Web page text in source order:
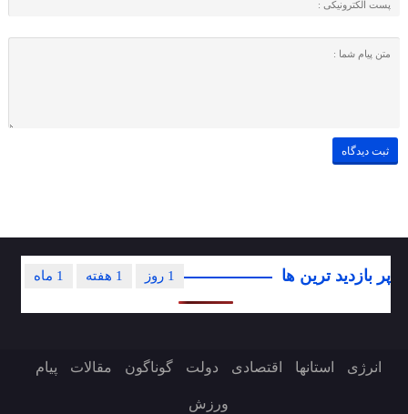
پر بازدید ترین ها 1 ماه 1 هفته 1 روز
انرژی استانها اقتصادی دولت گوناگون مقالات پیام
ورزش